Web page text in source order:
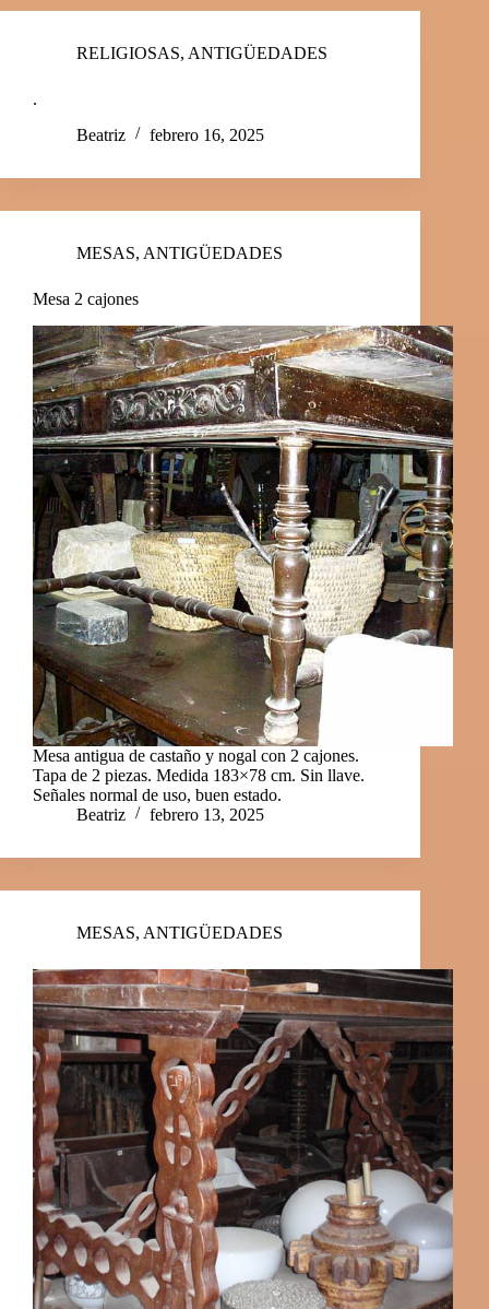
RELIGIOSAS, ANTIGÜEDADES
.
Beatriz
febrero 16, 2025
MESAS, ANTIGÜEDADES
Mesa 2 cajones
Mesa antigua de castaño y nogal con 2 cajones.
Tapa de 2 piezas. Medida 183×78 cm. Sin llave.
Señales normal de uso, buen estado.
Beatriz
febrero 13, 2025
MESAS, ANTIGÜEDADES